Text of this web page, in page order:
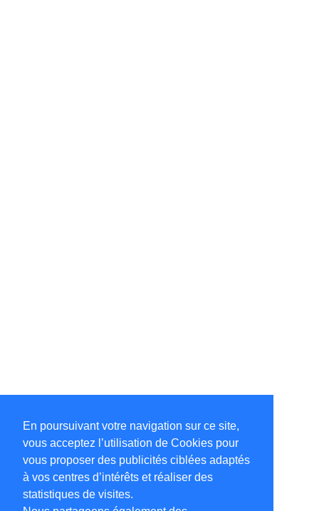
En poursuivant votre navigation sur ce site,
vous acceptez l’utilisation de Cookies pour
vous proposer des publicités ciblées adaptés
à vos centres d’intérêts et réaliser des
statistiques de visites.